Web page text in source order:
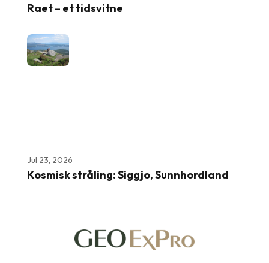
Raet – et tidsvitne
Jul 23, 2026
Kosmisk stråling: Siggjo, Sunnhordland